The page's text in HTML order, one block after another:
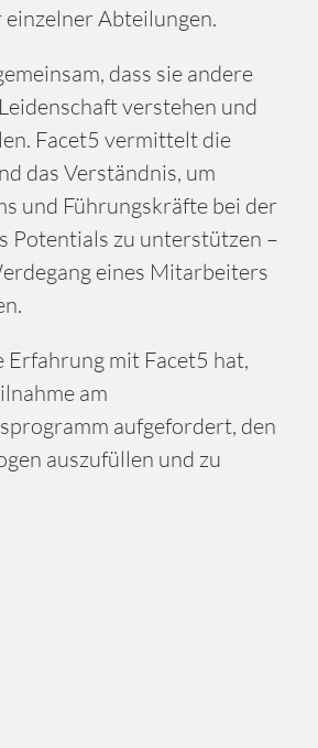
Abteilungen.
dass sie andere
verstehen und
Facet5 vermittelt die
das Verständnis, um
und Führungskräfte bei der
Potentials zu unterstützen –
eines Mitarbeiters
Erfahrung mit Facet5 hat,
am
aufgefordert, den
auszufüllen und zu